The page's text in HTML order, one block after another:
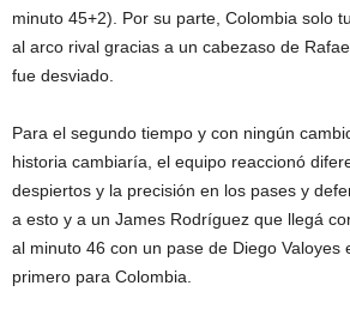
minuto 45+2). Por su parte, Colombia solo
al arco rival gracias a un cabezaso de
fue desviado.
Para el segundo tiempo y con ningún
historia cambiaría, el equipo reaccionó
despiertos y la precisión en los pases y
a esto y a un James Rodríguez que llegá
al minuto 46 con un pase de Diego Valoyes
primero para Colombia.